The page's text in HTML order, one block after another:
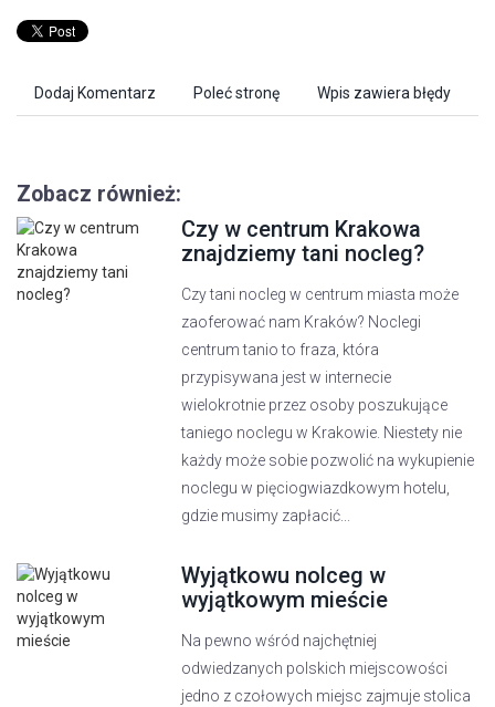
Dodaj Komentarz Poleć stronę Wpis zawiera błędy
Zobacz również:
Czy w centrum Krakowa
znajdziemy tani nocleg?
Czy tani nocleg w centrum miasta może
zaoferować nam Kraków? Noclegi
centrum tanio to fraza, która
przypisywana jest w internecie
wielokrotnie przez osoby poszukujące
taniego noclegu w Krakowie. Niestety nie
każdy może sobie pozwolić na wykupienie
noclegu w pięciogwiazdkowym hotelu,
gdzie musimy zapłacić...
Wyjątkowu nolceg w
wyjątkowym mieście
Na pewno wśród najchętniej
odwiedzanych polskich miejscowości
jedno z czołowych miejsc zajmuje stolica